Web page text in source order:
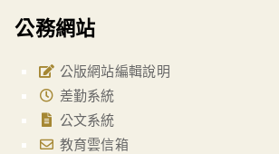
公務網站
公版網站編輯說明
差勤系統
公文系統
教育雲信箱